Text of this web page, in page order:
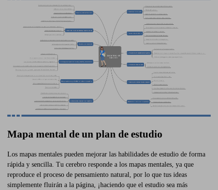
Mapa mental de un plan de estudio
Los mapas mentales pueden mejorar las habilidades de estudio de forma
rápida y sencilla. Tu cerebro responde a los mapas mentales, ya que
reproduce el proceso de pensamiento natural, por lo que tus ideas
simplemente fluirán a la página, ¡haciendo que el estudio sea más